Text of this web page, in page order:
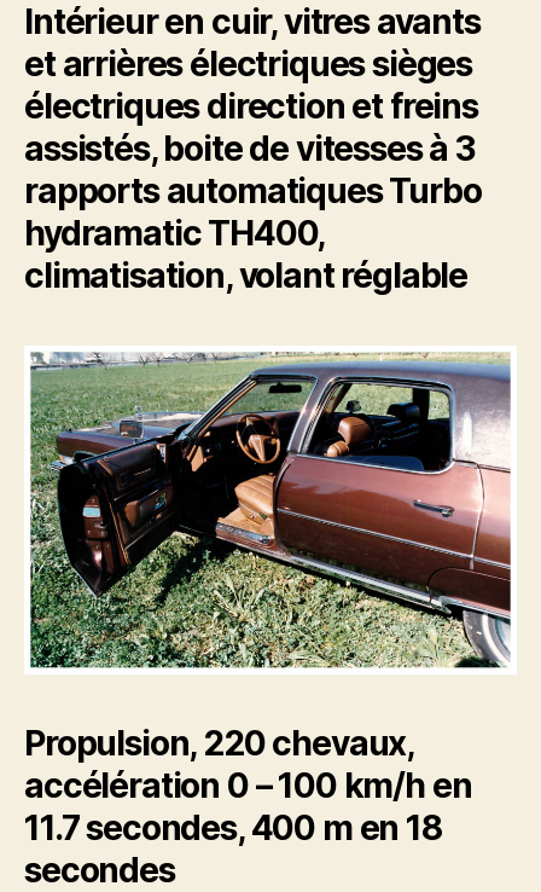
Intérieur en cuir, vitres avants
et arrières électriques sièges
électriques direction et freins
assistés, boite de vitesses à 3
rapports automatiques Turbo
hydramatic TH400,
climatisation, volant réglable
Propulsion, 220 chevaux,
accélération 0 – 100 km/h en
11.7 secondes, 400 m en 18
secondes